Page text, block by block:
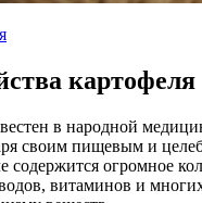
картофеля
в народной
своим пищевым и
содержится огромное
витаминов и